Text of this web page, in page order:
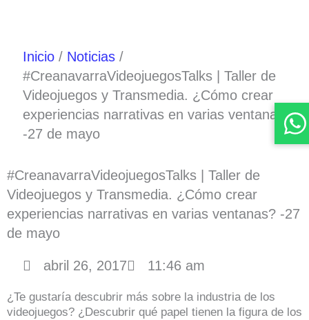
Inicio
Noticias
#CreanavarraVideojuegosTalks | Taller de
Videojuegos y Transmedia. ¿Cómo crear
experiencias narrativas en varias ventanas?
-27 de mayo
#CreanavarraVideojuegosTalks | Taller de
Videojuegos y Transmedia. ¿Cómo crear
experiencias narrativas en varias ventanas? -27
de mayo
abril 26, 2017 11:46 am
¿Te gustaría descubrir más sobre la industria de los
videojuegos? ¿Descubrir qué papel tienen la figura de los